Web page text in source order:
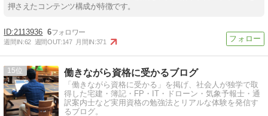
押さえたコンテンツ構成が特徴です。
2113936 6
週間IN:62 週間OUT:147 月間IN:371
15 働きながら資格に受かるブログ
「働きながら資格に受かる」を掲げ、社会人が独学で取
得した宅建・簿記・FP・IT・ドローン・気象予報士・通
訳案内士など実用資格の勉強法とリアルな体験を発信す
るブログ。